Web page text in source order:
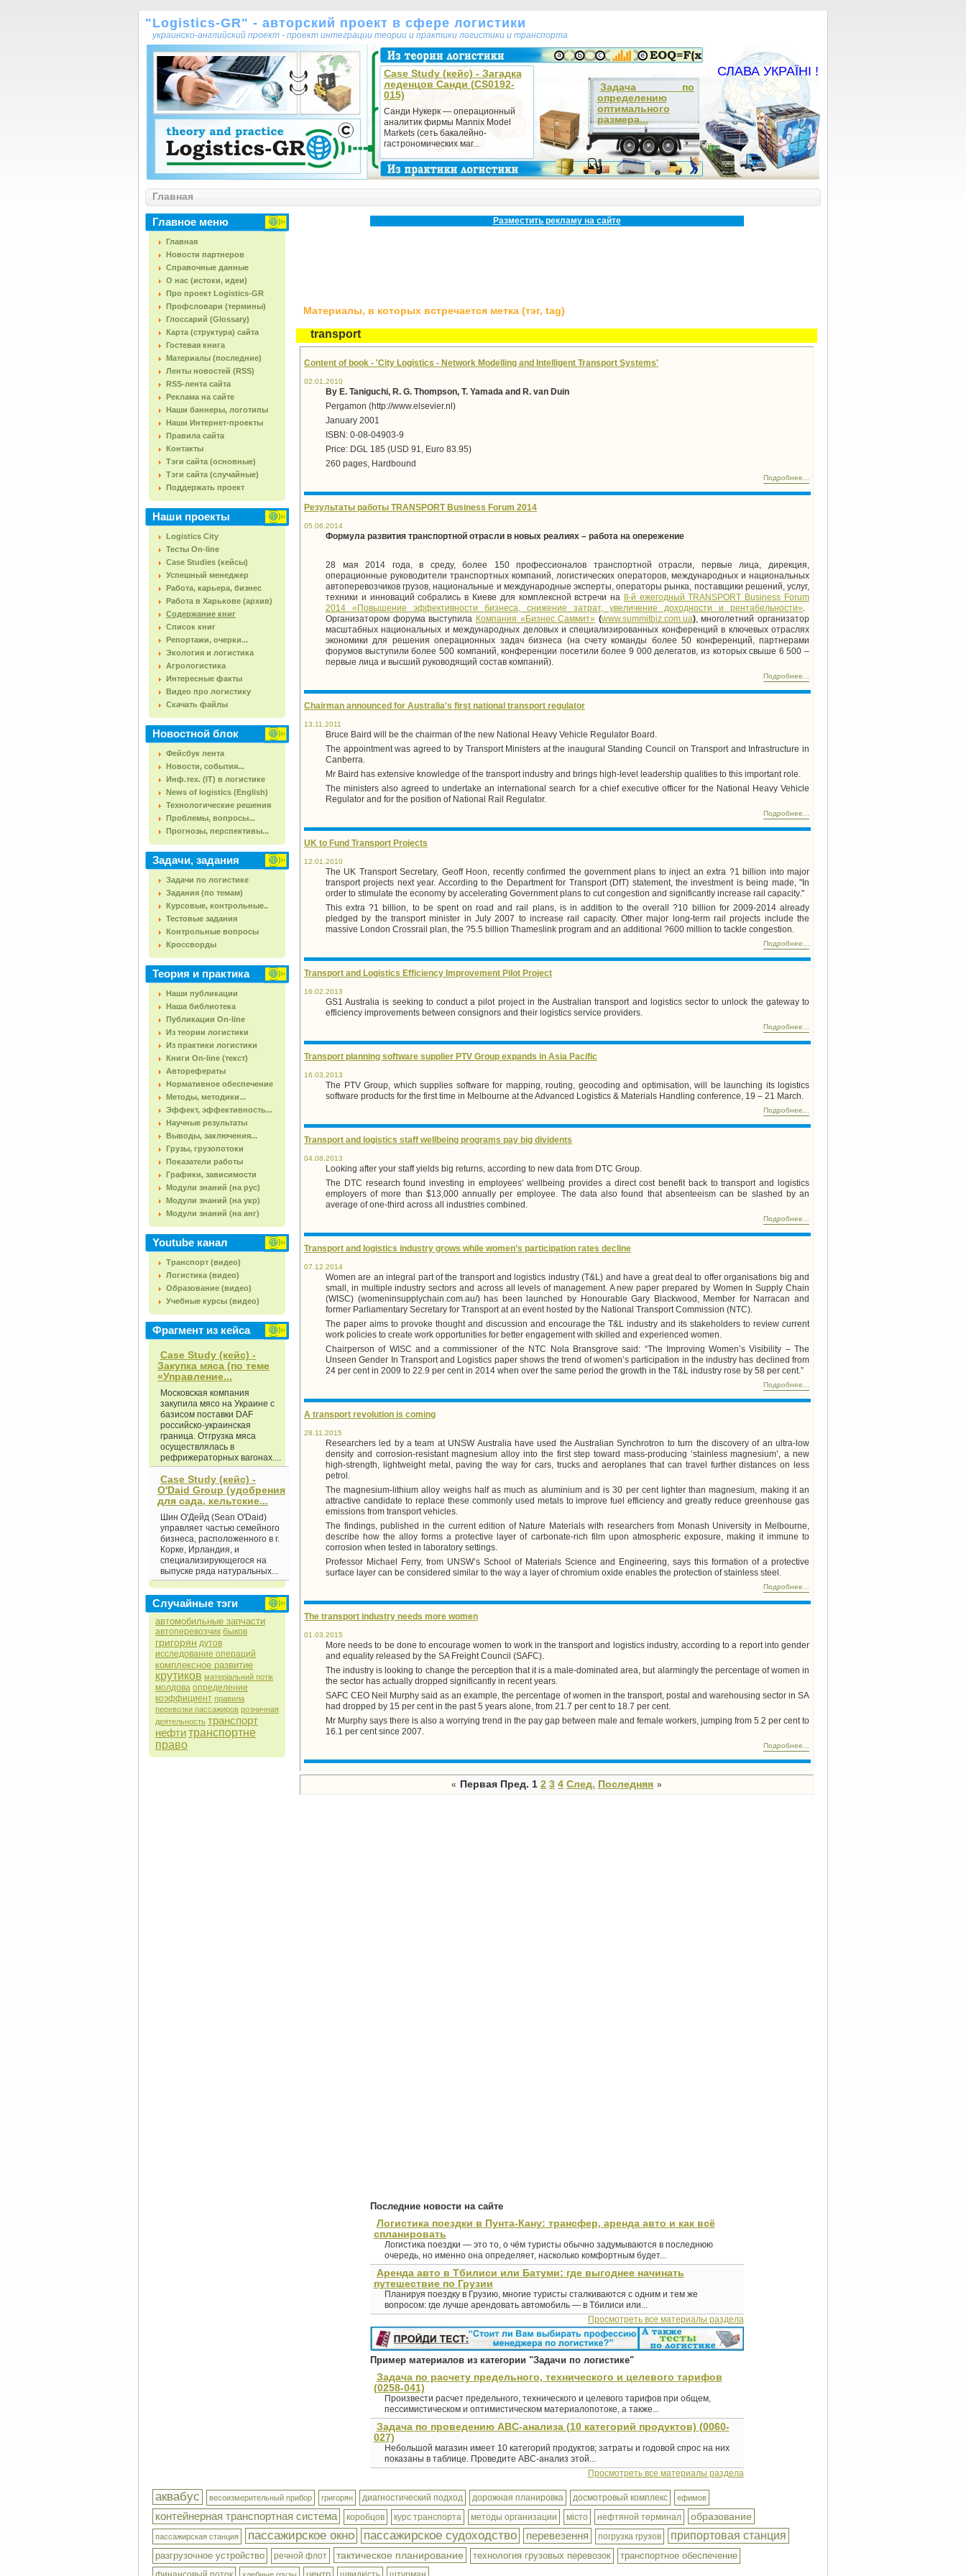
"Logistics-GR" - авторский проект в сфере логистики
украинско-английский проект - проект интеграции теории и практики логистики и транспорта
Case Study (кейс) - Загадка
леденцов Санди (CS0192-
015)
Санди Нукерк — операционный
аналитик фирмы Mannix Model
Markets (сеть бакалейно-
гастрономических маг...
Задача по
определению
оптимального
размера...
СЛАВА УКРАЇНІ !
Главная
Главное меню
Главная
Новости партнеров
Справочные данные
О нас (истоки, идеи)
Про проект Logistics-GR
Профсловари (термины)
Глоссарий (Glossary)
Карта (структура) сайта
Гостевая книга
Материалы (последние)
Ленты новостей (RSS)
RSS-лента сайта
Реклама на сайте
Наши баннеры, логотипы
Наши Интернет-проекты
Правила сайта
Контакты
Тэги сайта (основные)
Тэги сайта (случайные)
Поддержать проект
Наши проекты
Logistics City
Тесты On-line
Case Studies (кейсы)
Успешный менеджер
Работа, карьера, бизнес
Работа в Харькове (архив)
Содержание книг
Список книг
Репортажи, очерки...
Экология и логистика
Агрологистика
Интересные факты
Видео про логистику
Скачать файлы
Новостной блок
Фейсбук лента
Новости, события...
Инф.тех. (IT) в логистике
News of logistics (English)
Технологические решения
Проблемы, вопросы...
Прогнозы, перспективы...
Задачи, задания
Задачи по логистике
Задания (по темам)
Курсовые, контрольные..
Тестовые задания
Контрольные вопросы
Кроссворды
Теория и практика
Наши публикации
Наша библиотека
Публикации On-line
Из теории логистики
Из практики логистики
Книги On-line (текст)
Авторефераты
Нормативное обеспечение
Методы, методики...
Эффект, эффективность...
Научные результаты
Выводы, заключения...
Грузы, грузопотоки
Показатели работы
Графики, зависимости
Модули знаний (на рус)
Модули знаний (на укр)
Модули знаний (на анг)
Youtube канал
Транспорт (видео)
Логистика (видео)
Образование (видео)
Учебные курсы (видео)
Фрагмент из кейса
Case Study (кейс) -
Закупка мяса (по теме
«Управление...
Московская компания
закупила мясо на Украине с
базисом поставки DAF
российско-украинская
граница. Отгрузка мяса
осуществлялась в
рефрижераторных вагонах....
Case Study (кейс) -
O'Daid Group (удобрения
для сада, кельтские...
Шин О'Дейд (Sean O'Daid)
управляет частью семейного
бизнеса, расположенного в г.
Корке, Ирландия, и
специализирующегося на
выпуске ряда натуральных...
Случайные тэги
автомобильные запчасти
автоперевозчик быков
григорян дутов
исследование операций
комплексное развитие
крутиков матеріальний потік
молдова определение
коэффициент правила
перевозки пассажиров розничная
деятельность транспорт
нефтитранспортне
право
Разместить рекламу на сайте
Материалы, в которых встречается метка (тэг, tag)
transport
Content of book - 'City Logistics - Network Modelling and Intelligent Transport Systems'
02.01.2010
By E. Taniguchi, R. G. Thompson, T. Yamada and R. van Duin
Pergamon (http://www.elsevier.nl)
January 2001
ISBN: 0-08-04903-9
Price: DGL 185 (USD 91, Euro 83.95)
260 pages, Hardbound
Подробнее...
Результаты работы TRANSPORT Business Forum 2014
05.06.2014
Формула развития транспортной отрасли в новых реалиях – работа на опережение
28 мая 2014 года, в среду, более 150 профессионалов транспортной отрасли, первые лица, дирекция,
операционные руководители транспортных компаний, логистических операторов, международных и национальных
автоперевозчиков грузов, национальные и международные эксперты, операторы рынка, поставщики решений, услуг,
техники и инноваций собрались в Киеве для комплексной встречи на
-й ежегодныйTRANSPORT Business Forum
2014 « Повышение эффективности бизнеса, снижение затрат, увеличение доходности и рентабельности».
Организатором форума выступила Компания «Бизнес Саммит» (www.summitbiz.com.ua), многолетний организатор
масштабных национальных и международных деловых и специализированных конференций в ключевых отраслях
экономики для решения операционных задач бизнеса (на счету команды более 50 конференций, партнерами
форумов выступили более 500 компаний, конференции посетили более 9 000 делегатов, из которых свыше 6 500 –
первые лица и высший руководящий состав компаний).
Подробнее...
Chairman announced for Australia's first national transport regulator
13.11.2011
Bruce Baird will be the chairman of the new National Heavy Vehicle Regulator Board.
The appointment was agreed to by Transport Ministers at the inaugural Standing Council on Transport and Infrastructure in
Canberra.
Mr Baird has extensive knowledge of the transport industry and brings high-level leadership qualities to this important role.
The ministers also agreed to undertake an international search for a chief executive officer for the National Heavy Vehicle
Regulator and for the position of National Rail Regulator.
Подробнее...
UK to Fund Transport Projects
12.01.2010
The UK Transport Secretary, Geoff Hoon, recently confirmed the government plans to inject an extra ?1 billion into major
transport projects next year. According to the Department for Transport (DfT) statement, the investment is being made, "In
order to stimulate the economy by accelerating Government plans to cut congestion and significantly increase rail capacity."
This extra ?1 billion, to be spent on road and rail plans, is in addition to the overall ?10 billion for 2009-2014 already
pledged by the transport minister in July 2007 to increase rail capacity. Other major long-term rail projects include the
massive London Crossrail plan, the ?5.5 billion Thameslink program and an additional ?600 million to tackle congestion.
Подробнее...
Transport and Logistics Efficiency Improvement Pilot Project
16.02.2013
GS1 Australia is seeking to conduct a pilot project in the Australian transport and logistics sector to unlock the gateway to
efficiency improvements between consignors and their logistics service providers.
Подробнее...
Transport planning software supplier PTV Group expands in Asia Pacific
16.03.2013
The PTV Group, which supplies software for mapping, routing, geocoding and optimisation, will be launching its logistics
software products for the first time in Melbourne at the Advanced Logistics & Materials Handling conference, 19 – 21 March.
Подробнее...
Transport and logistics staff wellbeing programs pay big dividents
04.08.2013
Looking after your staff yields big returns, according to new data from DTC Group.
The DTC research found investing in employees’ wellbeing provides a direct cost benefit back to transport and logistics
employers of more than $13,000 annually per employee. The data also found that absenteeism can be slashed by an
average of one-third across all industries combined.
Подробнее...
Transport and logistics industry grows while women’s participation rates decline
07.12.2014
Women are an integral part of the transport and logistics industry (T&L) and have a great deal to offer organisations big and
small, in multiple industry sectors and across all levels of management. A new paper prepared by Women In Supply Chain
(WISC) (womeninsupplychain.com.au/) has been launched by Honourable Gary Blackwood, Member for Narracan and
former Parliamentary Secretary for Transport at an event hosted by the National Transport Commission (NTC).
The paper aims to provoke thought and discussion and encourage the T&L industry and its stakeholders to review current
work policies to create work opportunities for better engagement with skilled and experienced women.
Chairperson of WISC and a commissioner of the NTC Nola Bransgrove said: “The Improving Women’s Visibility – The
Unseen Gender In Transport and Logistics paper shows the trend of women’s participation in the industry has declined from
24 per cent in 2009 to 22.9 per cent in 2014 when over the same period the growth in the T&L industry rose by 58 per cent.”
Подробнее...
A transport revolution is coming
28.11.2015
Researchers led by a team at UNSW Australia have used the Australian Synchrotron to turn the discovery of an ultra-low
density and corrosion-resistant magnesium alloy into the first step toward mass-producing ‘stainless magnesium’, a new
high-strength, lightweight metal, paving the way for cars, trucks and aeroplanes that can travel further distances on less
petrol.
The magnesium-lithium alloy weighs half as much as aluminium and is 30 per cent lighter than magnesium, making it an
attractive candidate to replace these commonly used metals to improve fuel efficiency and greatly reduce greenhouse gas
emissions from transport vehicles.
The findings, published in the current edition of Nature Materials with researchers from Monash University in Melbourne
describe how the alloy forms a protective layer of carbonate-rich film upon atmospheric exposure, making it immune to
corrosion when tested in laboratory settings.
Professor Michael Ferry, from UNSW’s School of Materials Science and Engineering, says this formation of a protective
surface layer can be considered similar to the way a layer of chromium oxide enables the protection of stainless steel.
Подробнее...
The transport industry needs more women
01.03.2015
More needs to be done to encourage women to work in the transport and logistics industry, according to a report into gender
and equality released by the SA Freight Council (SAFC).
The industry is looking to change the perception that it is a male-dominated area, but alarmingly the percentage of women in
the sector has actually dropped significantly in recent years.
SAFC CEO Neil Murphy said as an example, the percentage of women in the transport, postal and warehousing sector in SA
had dropped by 15 per cent in the past 5 years alone, from 21.7 per cent to 18.7 per cent.
Mr Murphy says there is also a worrying trend in the pay gap between male and female workers, jumping from 5.2 per cent to
16.1 per cent since 2007.
Подробнее...
« Первая Пред. 1 2 3 4 След. Последняя »
Последние новости на сайте
Логистика поездки в Пунта-Кану: трансфер, аренда авто и как всё
спланировать
Логистика поездки — это то, о чём туристы обычно задумываются в последнюю
очередь, но именно она определяет, насколько комфортным будет...
Аренда авто в Тбилиси или Батуми: где выгоднее начинать
путешествие по Грузии
Планируя поездку в Грузию, многие туристы сталкиваются с одним и тем же
вопросом: где лучше арендовать автомобиль — в Тбилиси или...
Просмотреть все материалы раздела
Пример материалов из категории "Задачи по логистике"
Задача по расчету предельного, технического и целевого тарифов
(0258-041)
Произвести расчет предельного, технического и целевого тарифов при общем,
пессимистическом и оптимистическом материалопотоке, а также...
Задача по проведению ABC-анализа (10 категорий продуктов) (0060-
027)
Небольшой магазин имеет 10 категорий продуктов; затраты и годовой спрос на них
показаны в таблице. Проведите ABC-анализ этой...
Просмотреть все материалы раздела
аквабус весоизмерительный прибор григорян диагностический подход дорожная планировка досмотровый комплекс ефимов
контейнерная транспортная система коробцов курс транспорта методы организации місто нефтяной терминал образование
пассажирская станция пассажирское окно пассажирское судоходство перевезення погрузка грузов припортовая станция
разгрузочное устройство речной флот тактическое планирование технология грузовых перевозок транспортное обеспечение